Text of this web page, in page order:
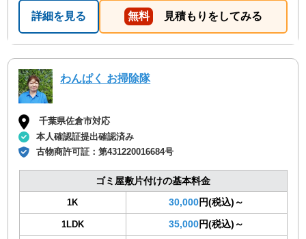
詳細を見る 無料 見積もりをしてみる
わんぱく お掃除隊
千葉県佐倉市対応
本人確認証提出確認済み
古物商許可証：第431220016684号
ゴミ屋敷片付けの基本料金
1K 30,000円(税込)～
1LDK 35,000円(税込)～